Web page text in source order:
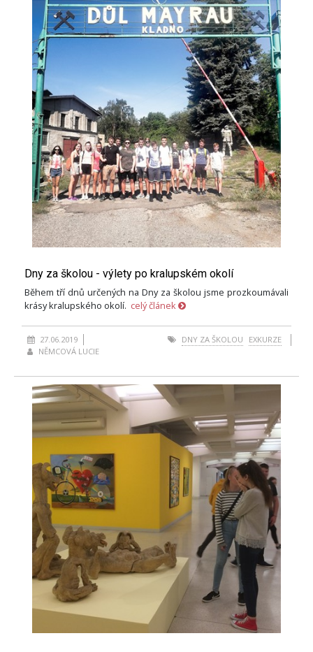
Dny za školou - výlety po kralupském okolí
Během tří dnů určených na Dny za školou jsme prozkoumávali
krásy kralupského okolí. celý článek
27.06.2019 DNY ZA ŠKOLOU
EXKURZE
NĚMCOVÁ LUCIE